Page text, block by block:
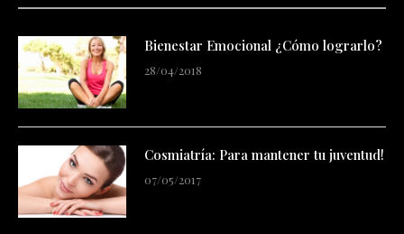
Bienestar Emocional ¿Cómo lograrlo?
28/04/2018
Cosmiatría: Para mantener tu juventud!
07/05/2017